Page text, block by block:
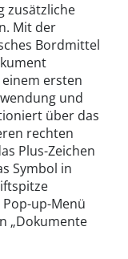
zusätzliche
Mit der
Bordmittel
ersten
und
über das
rechten
Plus-Zeichen
Symbol in
up-Menü
„Dokumente